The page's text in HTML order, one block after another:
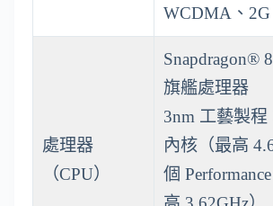
WCDMA、2G
處理器
（CPU）
Snapdragon®
旗艦處理器
3nm 工藝製程
內核（最高
個